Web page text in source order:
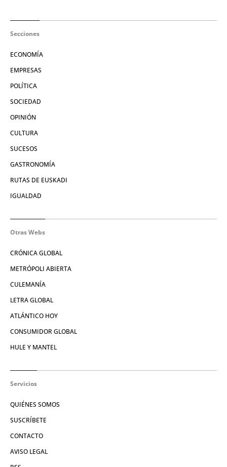
Secciones
ECONOMÍA
EMPRESAS
POLÍTICA
SOCIEDAD
OPINIÓN
CULTURA
SUCESOS
GASTRONOMÍA
RUTAS DE EUSKADI
IGUALDAD
Otras Webs
CRÓNICA GLOBAL
METRÓPOLI ABIERTA
CULEMANÍA
LETRA GLOBAL
ATLÁNTICO HOY
CONSUMIDOR GLOBAL
HULE Y MANTEL
Servicios
QUIÉNES SOMOS
SUSCRÍBETE
CONTACTO
AVISO LEGAL